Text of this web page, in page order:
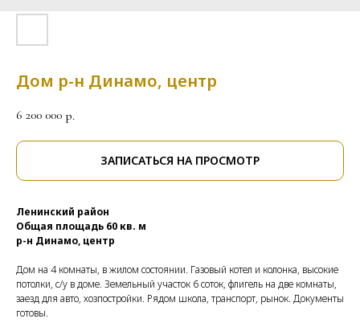
Дом р-н Динамо, центр
6 200 000 р.
ЗАПИСАТЬСЯ НА ПРОСМОТР
Ленинский район
Общая площадь 60 кв. м
р-н Динамо, центр
Дом на 4 комнаты, в жилом состоянии. Газовый котел и колонка, высокие
потолки, с/у в доме. Земельный участок 6 соток, флигель на две комнаты,
заезд для авто, хозпостройки. Рядом школа, транспорт, рынок. Документы
готовы.